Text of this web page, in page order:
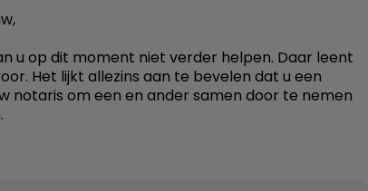
u op dit moment niet verder helpen. Daar leent
Het lijkt allezins aan te bevelen dat u een
notaris om een en ander samen door te nemen